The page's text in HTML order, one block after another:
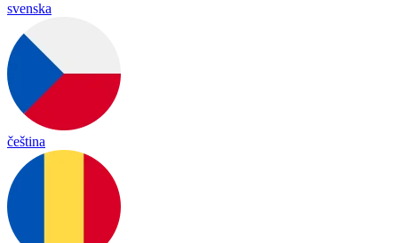
svenska
čeština